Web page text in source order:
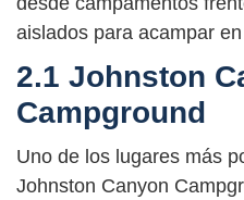
aislados para acampar
2.1 Johnston
Campground
Uno de los lugares más
Johnston Canyon